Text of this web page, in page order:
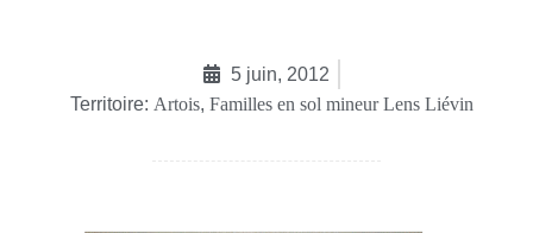
5 juin, 2012
Territoire: Artois, Familles en sol mineur Lens Liévin